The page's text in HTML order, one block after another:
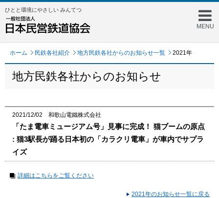
MENU
ひとと環境にやさしい みんてつ
ホーム 民鉄各社紹介 地方民鉄各社からのお知らせ一覧 2021年
地方民鉄各社からのお知らせ
2021/12/02 和歌山電鐵株式会社
「たま電車ミュージアム号」見事に完成！ 猫ブームの原点
: 猫3駅長が踊る日本初の「カラクリ電車」が車内でサプラ
イズ
詳細はこちらをご覧ください
2021年のお知らせ一覧に戻る